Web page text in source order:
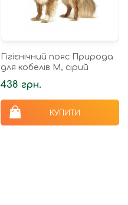
Гігієнічний пояс Природа
для кобелів M, сірий
438 грн.
КУПИТИ